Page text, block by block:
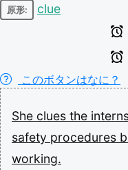
原形: clue
このボタンはなに？
She clues the
safety procedures
working.